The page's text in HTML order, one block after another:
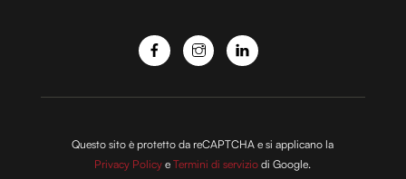
Questo sito è protetto da reCAPTCHA e si applicano la
Privacy Policy eTermini di servizio di Google.